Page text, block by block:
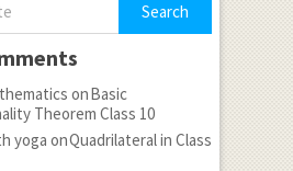
onBasic
Theorem Class 10
yoga onQuadrilateral in Class